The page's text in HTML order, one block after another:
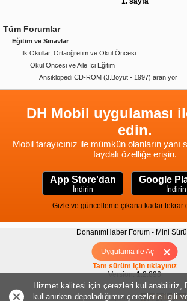
Uygulama ile Aç
Tüm Forumlar
Eğitim ve Sınavlar
İlk Okullar, Ortaöğretim ve Okul Öncesi
Okul Öncesi ve Aile İçi Eğitim
Ansiklopedi CD-ROM (3.Boyut - 1997) aranıyor
DH Mobil uygulaması
edin.
Mobil tarayıcınız ile mümkün olanların yanı
faydalı özelliğe erişin.
App Store'dan
İndirin
Google
İndirin
Gizle ve güncelleme çıkana kadar tekrar
DonanımHaber Forum - Mini
Hakkımızda|Yukarı
Tam sürüm için tıklayınız
Version: 1.2.896
Donanım Sponsoru:
Hizmet kalitesi için çerezleri kullanabiliriz,
kullanırken depoladığımız çerezlerle ilgili